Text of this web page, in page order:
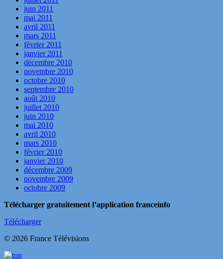
juin 2011
mai 2011
avril 2011
mars 2011
février 2011
janvier 2011
décembre 2010
novembre 2010
octobre 2010
septembre 2010
août 2010
juillet 2010
juin 2010
mai 2010
avril 2010
mars 2010
février 2010
janvier 2010
décembre 2009
novembre 2009
octobre 2009
Télécharger gratuitement l’application franceinfo
Télécharger
© 2026 France Télévisions